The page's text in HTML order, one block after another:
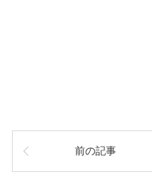
前の記事